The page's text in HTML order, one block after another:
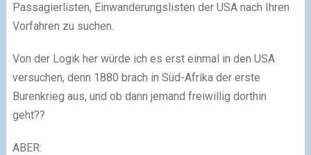
Passagierlisten, Einwanderungslisten der USA nach Ihren
Vorfahren zu suchen.
Von der Logik her würde ich es erst einmal in den USA
versuchen, denn 1880 brach in Süd-Afrika der erste
Burenkrieg aus, und ob dann jemand freiwillig dorthin
geht??
ABER: